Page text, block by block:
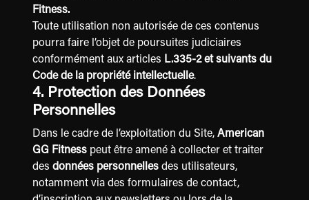
Fitness.
Toute utilisation non autorisée de ces contenus
pourra faire l’objet de poursuites judiciaires
conformément aux articles L.335-2 et suivants du
Code de la propriété intellectuelle.
4. Protection des Données
Personnelles
Dans le cadre de l’exploitation du Site,American
GG Fitness peut être amené à collecter et traiter
desdonnées personnelles des utilisateurs,
notamment via des formulaires de contact,